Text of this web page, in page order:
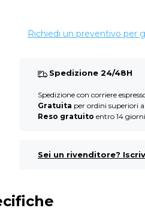
Richiedi un preventivo per
Spedizione 24/48H
Spedizione con corriere
Gratuita per ordini superiori a
Reso gratuito entro 14 giorni
Sei un rivenditore?